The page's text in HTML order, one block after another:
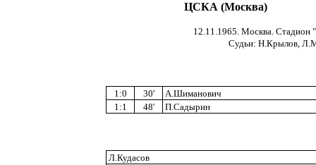
ЦСКА (Москва)
12.11.1965. Москва. Стадион
Cудьи: Н.Крылов,
1:0 30'
А.Шиманович
1:1
48' П.Садырин
Л.Кудасов